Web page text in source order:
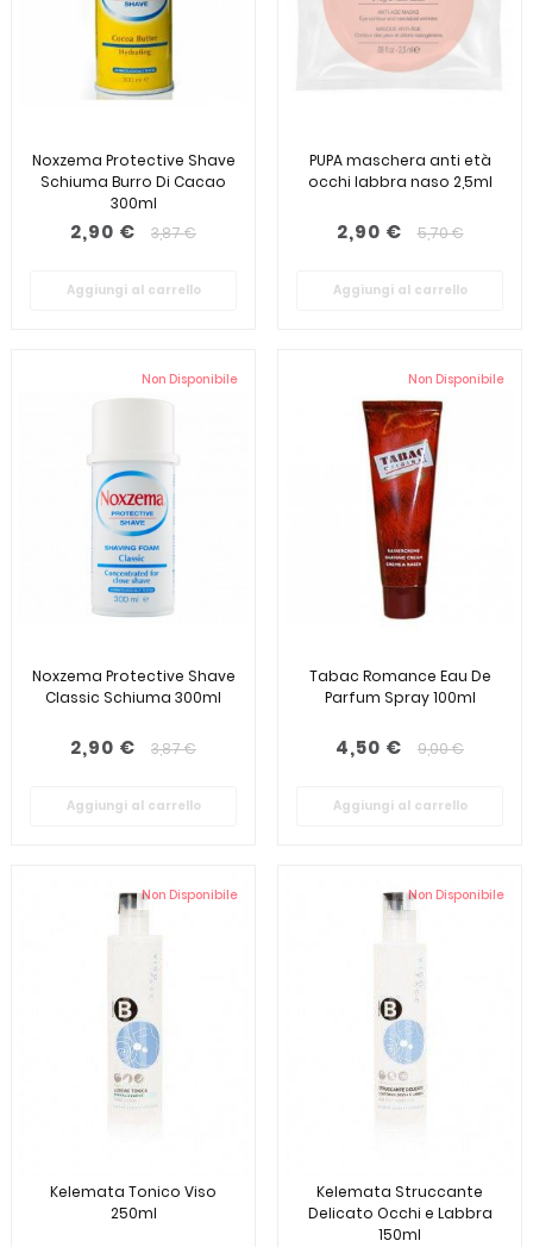
Noxzema Protective Shave
Schiuma Burro Di Cacao
300ml
2,90 € 3,87 €
Aggiungi al carrello
PUPA maschera anti età
occhi labbra naso 2,5ml
2,90 € 5,70 €
Aggiungi al carrello
Non Disponibile
Noxzema Protective Shave
Classic Schiuma 300ml
2,90 € 3,87 €
Aggiungi al carrello
Non Disponibile
Tabac Romance Eau De
Parfum Spray 100ml
4,50 € 9,00 €
Aggiungi al carrello
Non Disponibile
Kelemata Tonico Viso
250ml
Non Disponibile
Kelemata Struccante
Delicato Occhi e Labbra
150ml